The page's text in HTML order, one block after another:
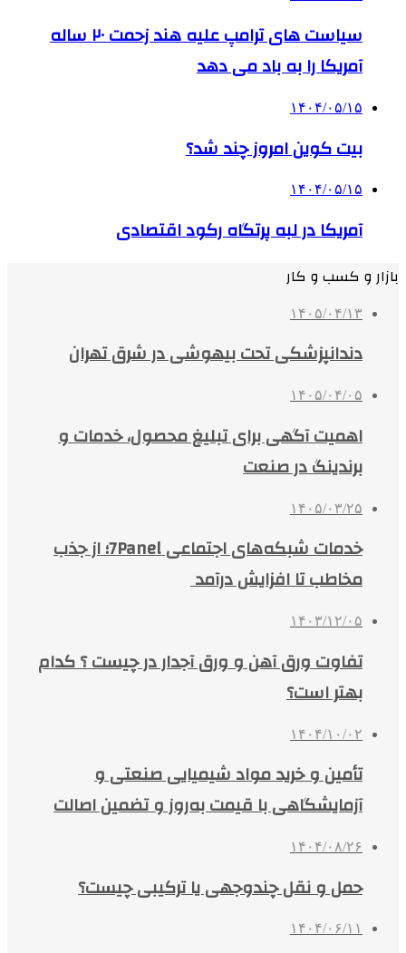
سیاست های ترامپ علیه هند زحمت ۲۰ ساله
آمریکا را به باد می دهد
۱۴۰۴/۰۵/۱۵
بیت کوین امروز چند شد؟
۱۴۰۴/۰۵/۱۵
آمریکا در لبه پرتگاه رکود اقتصادی
بازار و کسب و کار
۱۴۰۵/۰۴/۱۳
دندانپزشکی تحت بیهوشی در شرق تهران
۱۴۰۵/۰۴/۰۵
اهمیت آگهی برای تبلیغ محصول، خدمات و
برندینگ در صنعت
۱۴۰۵/۰۳/۲۵
خدمات شبکه‌های اجتماعی 7Panel؛ از جذب
مخاطب تا افزایش درآمد
۱۴۰۳/۱۲/۰۵
تفاوت ورق آهن و ورق آجدار در چیست ؟ کدام
بهتر است؟
۱۴۰۴/۱۰/۰۲
تأمین و خرید مواد شیمیایی صنعتی و
آزمایشگاهی با قیمت به‌روز و تضمین اصالت
۱۴۰۴/۰۸/۲۶
حمل و نقل چندوجهی یا ترکیبی چیست؟
۱۴۰۴/۰۶/۱۱